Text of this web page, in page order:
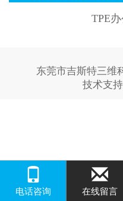
TPE
东莞市吉斯特三维
技术支持
电话咨询 在线留言